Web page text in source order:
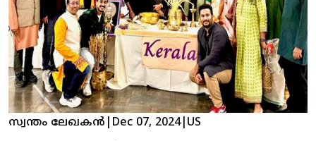
സ്വന്തം ലേഖകൻ Dec 07, 2024| US